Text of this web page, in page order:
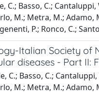
C.; Basso, C.;
M.; Metra, M.; Adamo,
P.; Ronco, C.;
Italian Society of
diseases - Part
C.; Basso, C.;
M.; Metra, M.; Adamo,